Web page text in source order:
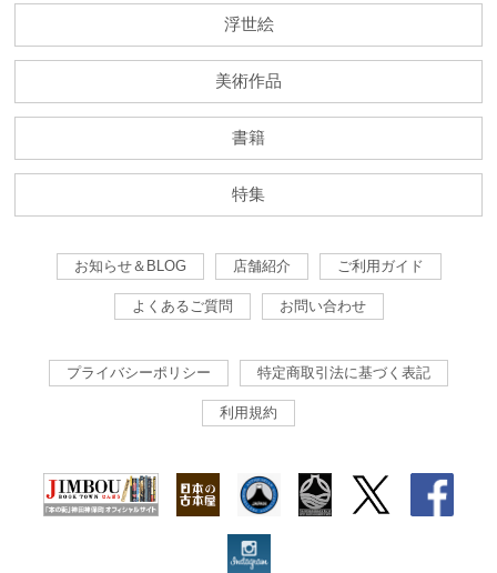
浮世絵
美術作品
書籍
特集
お知らせ＆BLOG 店舗紹介 ご利用ガイド
よくあるご質問 お問い合わせ
プライバシーポリシー 特定商取引法に基づく表記
利用規約